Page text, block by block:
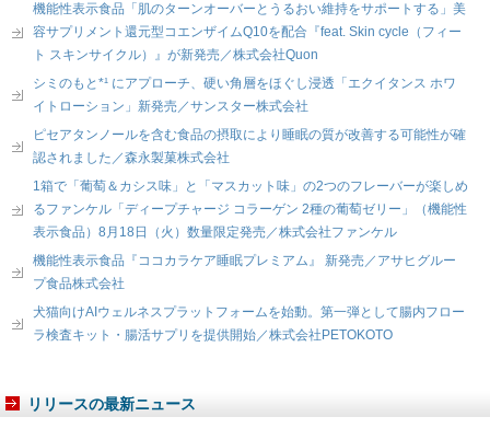
機能性表示食品「肌のターンオーバーとうるおい維持をサポートする」美
容サプリメント還元型コエンザイムQ10を配合『feat. Skin cycle（フィー
ト スキンサイクル）』が新発売／株式会社Quon
シミのもと*¹ にアプローチ、硬い角層をほぐし浸透「エクイタンス ホワ
イトローション」新発売／サンスター株式会社
ピセアタンノールを含む食品の摂取により睡眠の質が改善する可能性が確
認されました／森永製菓株式会社
1箱で「葡萄＆カシス味」と「マスカット味」の2つのフレーバーが楽しめ
るファンケル「ディープチャージ コラーゲン 2種の葡萄ゼリー」（機能性
表示食品）8月18日（火）数量限定発売／株式会社ファンケル
機能性表示食品『ココカラケア睡眠プレミアム』 新発売／アサヒグルー
プ食品株式会社
犬猫向けAIウェルネスプラットフォームを始動。第一弾として腸内フロー
ラ検査キット・腸活サプリを提供開始／株式会社PETOKOTO
リリースの最新ニュース